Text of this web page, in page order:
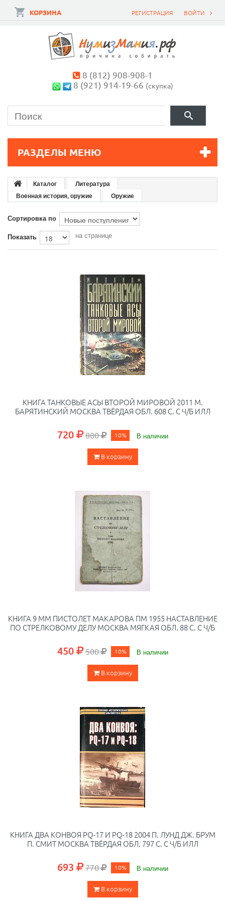
ВОЙТИ
РЕГИСТРАЦИЯ
КОРЗИНА
8 (812) 908-908-1
8 (921) 914-19-66 (скупка)
РАЗДЕЛЫ МЕНЮ
Каталог
Литература
Военная история, оружие
Оружие
Сортировка по
Показать
на странице
КНИГА ТАНКОВЫЕ АСЫ ВТОРОЙ МИРОВОЙ 2011 М.
БАРЯТИНСКИЙ МОСКВА ТВЁРДАЯ ОБЛ. 608 С. С Ч/Б ИЛЛ
720 800 10% В наличии
В корзину
КНИГА 9 ММ ПИСТОЛЕТ МАКАРОВА ПМ 1955 НАСТАВЛЕНИЕ
ПО СТРЕЛКОВОМУ ДЕЛУ МОСКВА МЯГКАЯ ОБЛ. 88 С. С Ч/Б
450 500 10% В наличии
В корзину
КНИГА ДВА КОНВОЯ PQ-17 И PQ-18 2004 П. ЛУНД ДЖ. БРУМ
П. СМИТ МОСКВА ТВЁРДАЯ ОБЛ. 797 С. С Ч/Б ИЛЛ
693 770 10% В наличии
В корзину